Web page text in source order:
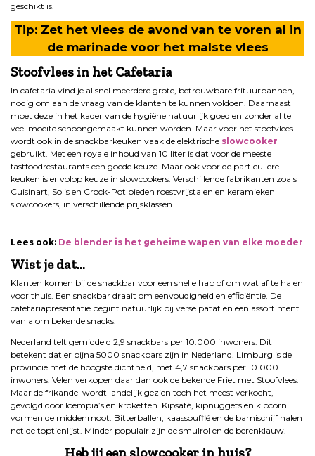
geschikt is.
Tip: Zet het vlees de avond van te voren al in
de marinade voor het malste vlees
Stoofvlees in het Cafetaria
In cafetaria vind je al snel meerdere grote, betrouwbare frituurpannen,
nodig om aan de vraag van de klanten te kunnen voldoen. Daarnaast
moet deze in het kader van de hygiëne natuurlijk goed en zonder al te
veel moeite schoongemaakt kunnen worden. Maar voor het stoofvlees
wordt ook in de snackbarkeuken vaak de elektrische slowcooker
gebruikt. Met een royale inhoud van 10 liter is dat voor de meeste
fastfoodrestaurants een goede keuze. Maar ook voor de particuliere
keuken is er volop keuze in slowcookers. Verschillende fabrikanten zoals
Cuisinart, Solis en Crock-Pot bieden roestvrijstalen en keramieken
slowcookers, in verschillende prijsklassen.
Lees ook: De blender is het geheime wapen van elke moeder
Wist je dat…
Klanten komen bij de snackbar voor een snelle hap of om wat af te halen
voor thuis. Een snackbar draait om eenvoudigheid en efficiëntie. De
cafetariapresentatie begint natuurlijk bij verse patat en een assortiment
van alom bekende snacks.
Nederland telt gemiddeld 2,9 snackbars per 10.000 inwoners. Dit
betekent dat er bijna 5000 snackbars zijn in Nederland. Limburg is de
provincie met de hoogste dichtheid, met 4,7 snackbars per 10.000
inwoners. Velen verkopen daar dan ook de bekende Friet met Stoofvlees.
Maar de frikandel wordt landelijk gezien toch het meest verkocht,
gevolgd door loempia’s en kroketten. Kipsaté, kipnuggets en kipcorn
vormen de middenmoot. Bitterballen, kaassoufflé en de bamischijf halen
net de toptienlijst. Minder populair zijn de smulrol en de berenklauw.